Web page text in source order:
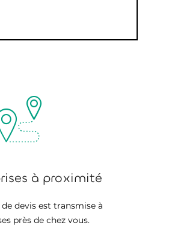
à proximité
devis est transmise à
près de chez vous.